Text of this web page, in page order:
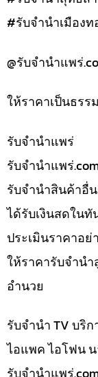
#รับจำนำเมือง
@รับจํานําแพร่
ให้ราคาเป็นธร
รับจํานำแพร่
รับจํานําแพร่
รับจำนำสินค้าอื่
ได้รับเงินสดใน
ประเมินราคาอย่
ให้ราคารับจำน
อำนวย
รับจำนำ TV บริ
ไอแพค ไอโฟน